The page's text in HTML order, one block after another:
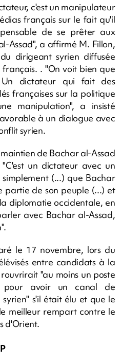
c'est un manipulateur
français sur le fait qu'il
de se prêter aux
Assad", a affirmé M. Fillon,
dirigeant syrien diffusée
. "On voit bien que
Un dictateur qui fait des
françaises sur la politique
manipulation", a insisté
à un dialogue avec
syrien.
de Bachar al-Assad
un dictateur avec un
(...) que Bachar
partie de son peuple (...) et
diplomatie occidentale, en
avec Bachar al-Assad,
le 17 novembre, lors du
entre candidats à la
"au moins un poste
pour avoir un canal de
syrien" s'il était élu et que le
meilleur rempart contre le
d'Orient.